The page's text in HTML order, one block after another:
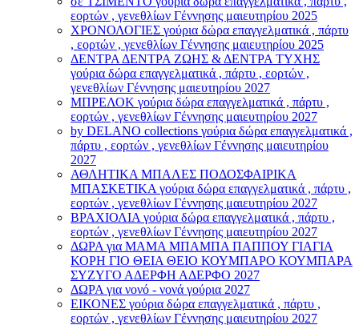
εορτών , γενεθλίων Γέννησης μαιευτηρίου 2025
ΧΡΟΝΟΛΟΓΙΕΣ γούρια δώρα επαγγελματικά , πάρτυ
, εορτών , γενεθλίων Γέννησης μαιευτηρίου 2025
ΔΕΝΤΡΑ ΔΕΝΤΡΑ ΖΩΗΣ & ΔΕΝΤΡΑ ΤΥΧΗΣ
γούρια δώρα επαγγελματικά , πάρτυ , εορτών ,
γενεθλίων Γέννησης μαιευτηρίου 2027
ΜΠΡΕΛΟΚ γούρια δώρα επαγγελματικά , πάρτυ ,
εορτών , γενεθλίων Γέννησης μαιευτηρίου 2027
by DELANO collections γούρια δώρα επαγγελματικά ,
πάρτυ , εορτών , γενεθλίων Γέννησης μαιευτηρίου
2027
ΑΘΛΗΤΙΚΑ ΜΠΑΛΕΣ ΠΟΔΟΣΦΑΙΡΙΚΑ
ΜΠΑΣΚΕΤΙΚΑ γούρια δώρα επαγγελματικά , πάρτυ ,
εορτών , γενεθλίων Γέννησης μαιευτηρίου 2027
ΒΡΑΧΙΟΛΙA γούρια δώρα επαγγελματικά , πάρτυ ,
εορτών , γενεθλίων Γέννησης μαιευτηρίου 2027
ΔΩΡΑ για ΜΑΜΑ ΜΠΑΜΠΑ ΠΑΠΠΟΥ ΓΙΑΓΙΑ
ΚΟΡΗ ΓΙΟ ΘΕΙΑ ΘΕΙΟ ΚΟΥΜΠΑΡΟ ΚΟΥΜΠΑΡΑ
ΣΥΖΥΓΟ ΑΔΕΡΦΗ ΑΔΕΡΦΟ 2027
ΔΩΡΑ για νονό - νονά γούρια 2027
ΕΙΚΟΝΕΣ γούρια δώρα επαγγελματικά , πάρτυ ,
εορτών , γενεθλίων Γέννησης μαιευτηρίου 2027